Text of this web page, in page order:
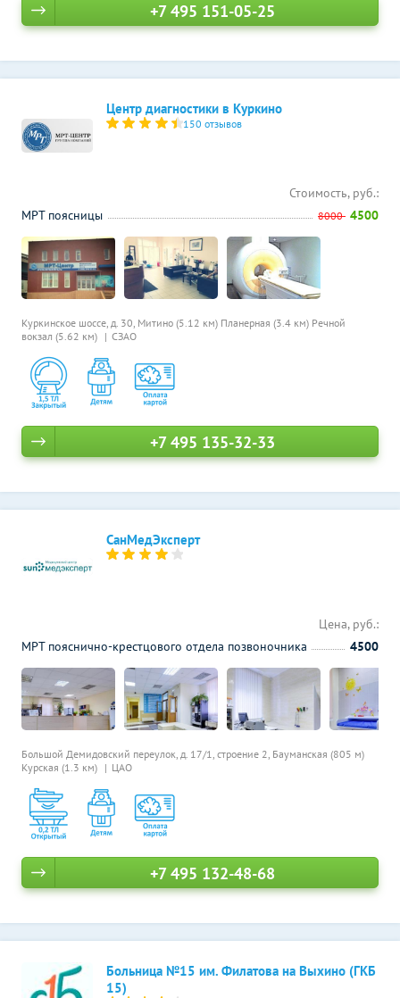
+7 495 151-05-25
Центр диагностики в Куркино
150 отзывов
Куркинское шоссе, д. 30, Митино (5.12 км) Планерная (3.4 км) Речной
вокзал (5.62 км)
СЗАО
Стоимость, руб.:
МРТ поясницы
8000 4500
+7 495 135-32-33
СанМедЭксперт
Большой Демидовский переулок, д. 17/1, строение 2, Бауманская (805 м)
Курская (1.3 км)
ЦАО
Цена, руб.:
МРТ пояснично-крестцового отдела позвоночника
4500
+7 495 132-48-68
Больница №15 им. Филатова на Выхино (ГКБ
15)